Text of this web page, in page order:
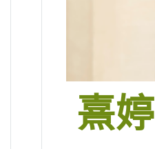
熹婷